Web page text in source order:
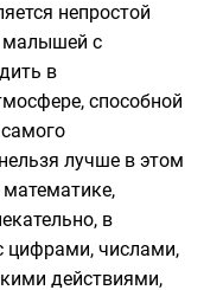
непростой
малышей с
в
способной
лучше в этом
,
в
цифрами, числами,
действиями,